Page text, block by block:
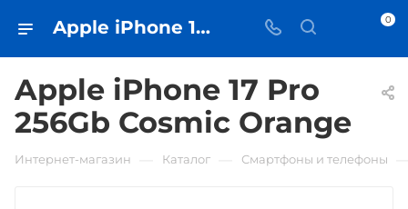
Apple iPhone 17 Pro 256Gb Cosmic Orange • купить в Самаре - iЧехол 0
Apple iPhone 17 Pro
256Gb Cosmic Orange
Интернет-магазин Каталог Смартфоны и телефоны